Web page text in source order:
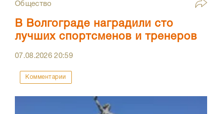
Общество
В Волгограде наградили сто
лучших спортсменов и тренеров
07.08.202620:59
Комментарии